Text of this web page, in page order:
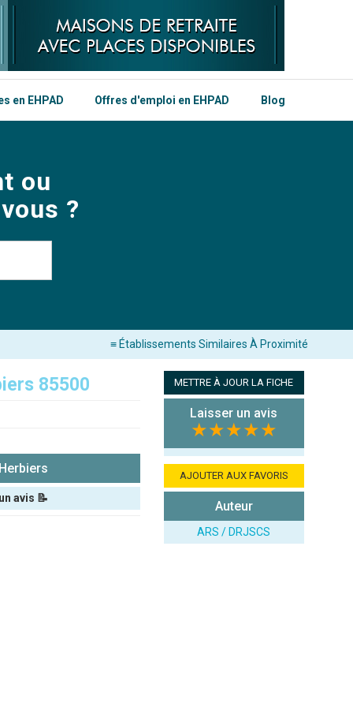
en EHPAD Offres d'emploi en EHPAD Blog
ou
?
≡ Établissements Similaires À Proximité
85500
avis 📝
METTRE À JOUR LA FICHE
Laisser un avis
★★★★★
AJOUTER AUX FAVORIS
Auteur
ARS / DRJSCS